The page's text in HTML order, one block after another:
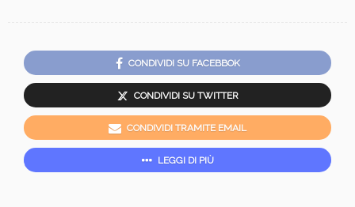
CONDIVIDI SU FACEBBOK
CONDIVIDI SU TWITTER
CONDIVIDI TRAMITE EMAIL
LEGGI DI PIÙ